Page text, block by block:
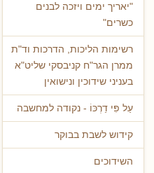
"יאריך ימים ויזכה לבנים
כשרים"
רשימות הליכות, הדרכות וד"ת
ממרן הגר"ח קניבסקי שליט"א
בעניני שידוכין ונישואין
עַל פִּי דַרְכּוֹ - נקודה למחשבה
קידוש לשבת בבוקר
השידוכים